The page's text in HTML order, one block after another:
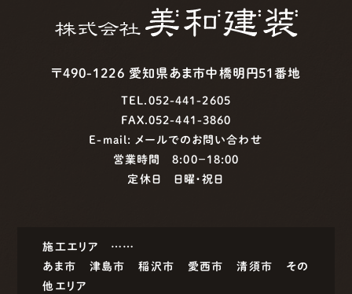
〒490-1226 愛知県あま市中橋明円51番地
TEL.052-441-2605
FAX.052-441-3860
E-mail: メールでのお問い合わせ
営業時間 8:00−18:00
定休日 日曜・祝日
施工エリア ……
あま市
津島市 稲沢市 愛西市 清須市
その
他エリア